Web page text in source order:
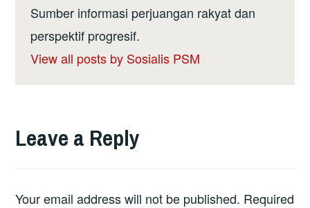
Sumber informasi perjuangan rakyat dan
perspektif progresif.
View all posts by Sosialis PSM
Leave a Reply
Your email address will not be published. Required